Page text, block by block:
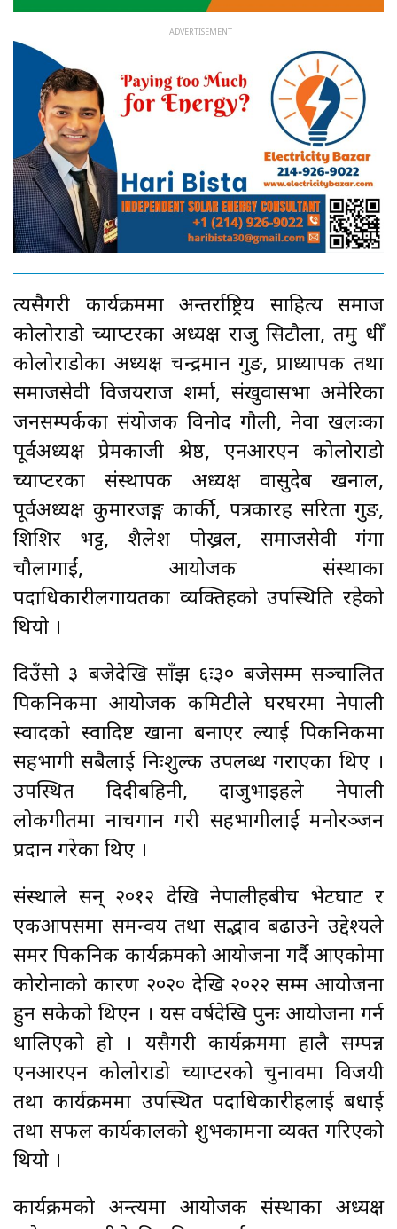
त्यसैगरी कार्यक्रममा अन्तर्राष्ट्रिय साहित्य समाज
कोलोराडो च्याप्टरका अध्यक्ष राजु सिटौला, तमु धीँ
कोलोराडोका अध्यक्ष चन्द्रमान गुरुङ, प्राध्यापक तथा
समाजसेवी विजयराज शर्मा, संखुवासभा अमेरिका
जनसम्पर्कका संयोजक विनोद गौली, नेवा खलःका
पूर्वअध्यक्ष प्रेमकाजी श्रेष्ठ, एनआरएन कोलोराडो
च्याप्टरका संस्थापक अध्यक्ष वासुदेब खनाल,
पूर्वअध्यक्ष कुमारजङ्ग कार्की, पत्रकारहरु सरिता गुरुङ,
शिशिर भट्ट, शैलेश पोख्रल, समाजसेवी गंगा
चौलागाईं, आयोजक संस्थाका
पदाधिकारीलगायतका व्यक्तिहरुको उपस्थिति रहेको
थियो ।
दिउँसो ३ बजेदेखि साँझ ६ः३० बजेसम्म सञ्चालित
पिकनिकमा आयोजक कमिटीले घरघरमा नेपाली
स्वादको स्वादिष्ट खाना बनाएर ल्याई पिकनिकमा
सहभागी सबैलाई निःशुल्क उपलब्ध गराएका थिए ।
उपस्थित दिदीबहिनी, दाजुभाइहरुले नेपाली
लोकगीतमा नाचगान गरी सहभागीलाई मनोरञ्जन
प्रदान गरेका थिए ।
संस्थाले सन् २०१२ देखि नेपालीहरुबीच भेटघाट र
एकआपसमा समन्वय तथा सद्भाव बढाउने उद्देश्यले
समर पिकनिक कार्यक्रमको आयोजना गर्दै आएकोमा
कोरोनाको कारण २०२० देखि २०२२ सम्म आयोजना
हुन सकेको थिएन । यस वर्षदेखि पुनः आयोजना गर्न
थालिएको हो । यसैगरी कार्यक्रममा हालै सम्पन्न
एनआरएन कोलोराडो च्याप्टरको चुनावमा विजयी
तथा कार्यक्रममा उपस्थित पदाधिकारीहरुलाई बधाई
तथा सफल कार्यकालको शुभकामना व्यक्त गरिएको
थियो ।
कार्यक्रमको अन्त्यमा आयोजक संस्थाका अध्यक्ष